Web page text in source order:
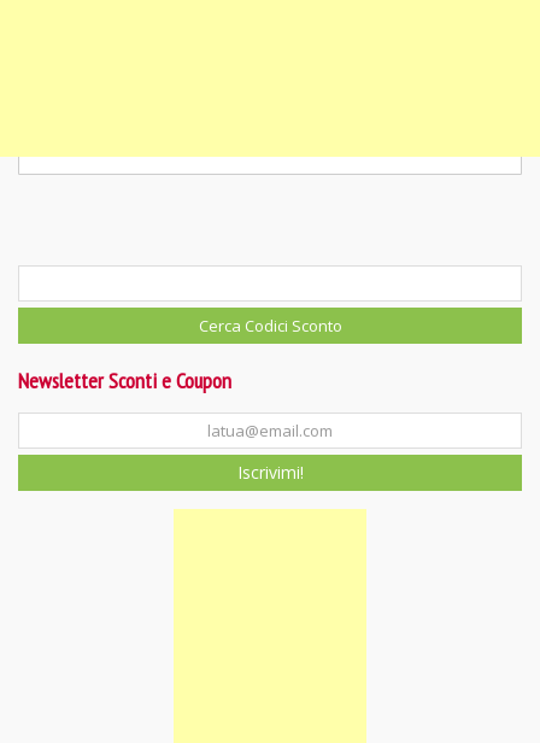
Newsletter Sconti e Coupon
Iscrivimi!